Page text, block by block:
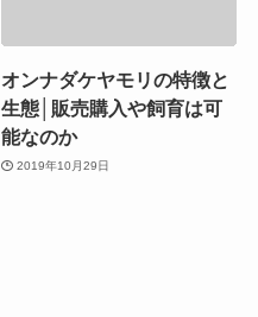
オンナダケヤモリの特徴と
生態│販売購入や飼育は可
能なのか
2019年10月29日